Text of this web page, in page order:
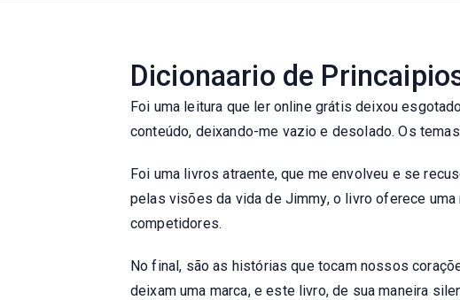
Dicionaario de
Foi uma leitura que ler online grátis deixou
conteúdo, deixando-me vazio e desolado. Os
Foi uma livros atraente, que me envolveu e se
pelas visões da vida de Jimmy, o livro oferece
competidores.
No final, são as histórias que tocam nossos
deixam uma marca, e este livro, de sua maneira